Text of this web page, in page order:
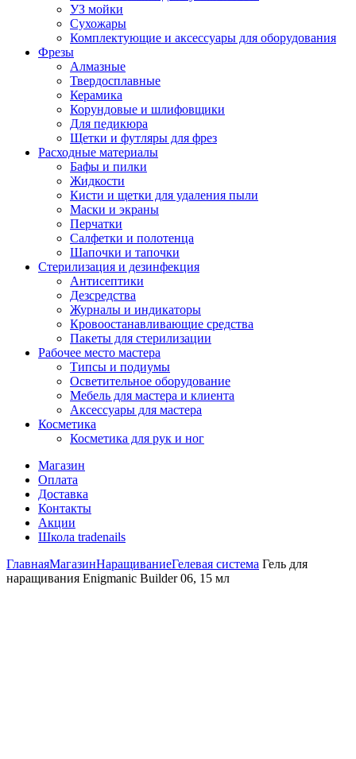
УЗ мойки
Сухожары
Комплектующие и аксессуары для оборудования
Фрезы
Алмазные
Твердосплавные
Керамика
Корундовые и шлифовщики
Для педикюра
Щетки и футляры для фрез
Расходные материалы
Бафы и пилки
Жидкости
Кисти и щетки для удаления пыли
Маски и экраны
Перчатки
Салфетки и полотенца
Шапочки и тапочки
Стерилизация и дезинфекция
Антисептики
Дезсредства
Журналы и индикаторы
Кровоостанавливающие средства
Пакеты для стерилизации
Рабочее место мастера
Типсы и подиумы
Осветительное оборудование
Мебель для мастера и клиента
Аксессуары для мастера
Косметика
Косметика для рук и ног
Магазин
Оплата
Доставка
Контакты
Акции
Школа tradenails
ГлавнаяМагазинНаращиваниеГелевая система Гель для
наращивания Enigmanic Builder 06, 15 мл